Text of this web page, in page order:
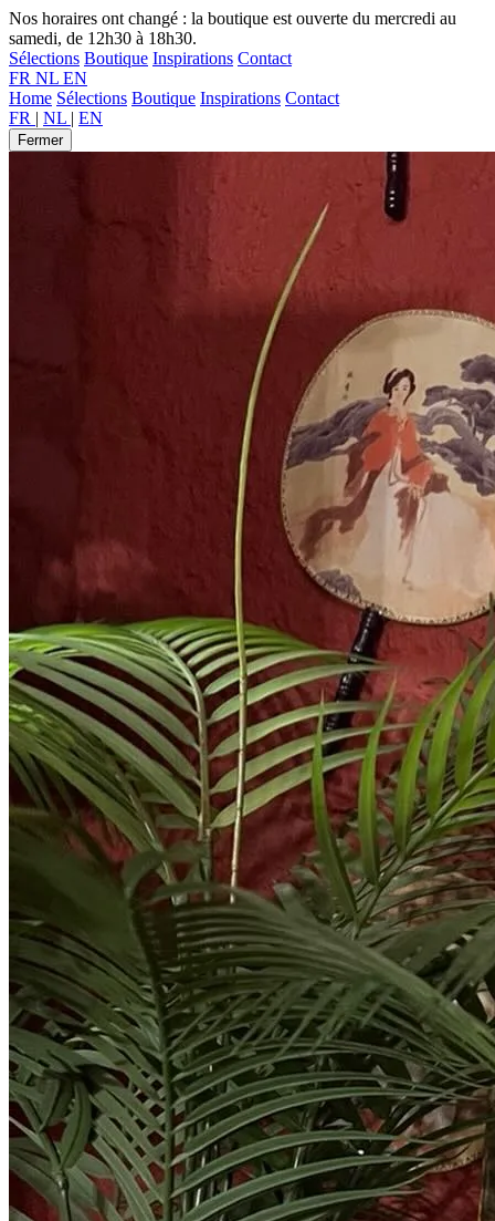
Nos horaires ont changé : la boutique est ouverte du mercredi au
samedi, de 12h30 à 18h30.
Sélections Boutique Inspirations Contact
FR NL EN
Home Sélections Boutique Inspirations Contact
FR | NL | EN
Fermer